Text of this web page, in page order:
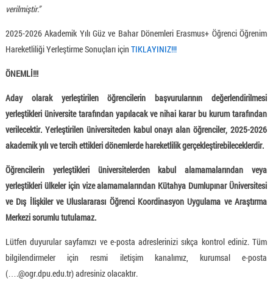
verilmiştir.”
2025-2026 Akademik Yılı Güz ve Bahar Dönemleri Erasmus+ Öğrenci Öğrenim
Hareketliliği Yerleştirme Sonuçları için TIKLAYINIZ!!!
ÖNEMLİ!!!
Aday olarak yerleştirilenöğrencilerin başvurularının değerlendirilmesi
yerleştikleri üniversite tarafından yapılacak ve nihai karar bu kurum tarafından
verilecektir. Yerleştirilen üniversiteden kabul onayı alan öğrenciler, 2025-2026
akademik yılı ve tercih ettikleri dönemlerde hareketlilik gerçekleştirebileceklerdir.
Öğrencilerin yerleştikleri üniversitelerden kabul alamamalarından veya
yerleştikleri ülkeler için vize alamamalarından Kütahya Dumlupınar Üniversitesi
ve Dış İlişkiler ve Uluslararası Öğrenci Koordinasyon Uygulama ve Araştırma
Merkezi sorumlu tutulamaz.
Lütfen duyurular sayfamızı ve e-posta adreslerinizi sıkça kontrol ediniz. Tüm
bilgilendirmeler için resmi iletişim kanalımız, kurumsal e-posta
(….@ogr.dpu.edu.tr) adresiniz olacaktır.